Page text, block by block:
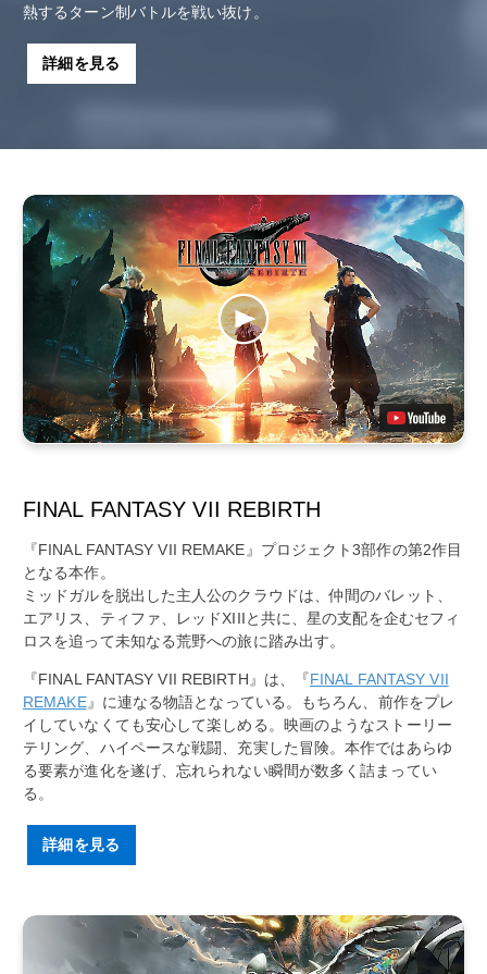
熱するターン制バトルを戦い抜け。
詳細を見る
FINAL FANTASY VII REBIRTH
『FINAL FANTASY VII REMAKE』プロジェクト3部作の第2作目
となる本作。
ミッドガルを脱出した主人公のクラウドは、仲間のバレット、
エアリス、ティファ、レッドXIIIと共に、星の支配を企むセフィ
ロスを追って未知なる荒野への旅に踏み出す。
『FINAL FANTASY VII REBIRTH』は、『FINAL FANTASY VII
REMAKE』に連なる物語となっている。もちろん、前作をプレ
イしていなくても安心して楽しめる。映画のようなストーリー
テリング、ハイペースな戦闘、充実した冒険。本作ではあらゆ
る要素が進化を遂げ、忘れられない瞬間が数多く詰まってい
る。
詳細を見る